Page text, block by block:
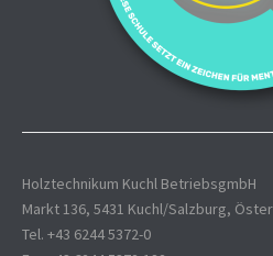
Holztechnikum Kuchl BetriebsgmbH
Markt 136, 5431 Kuchl/Salzburg,
Tel. +43 6244 5372-0